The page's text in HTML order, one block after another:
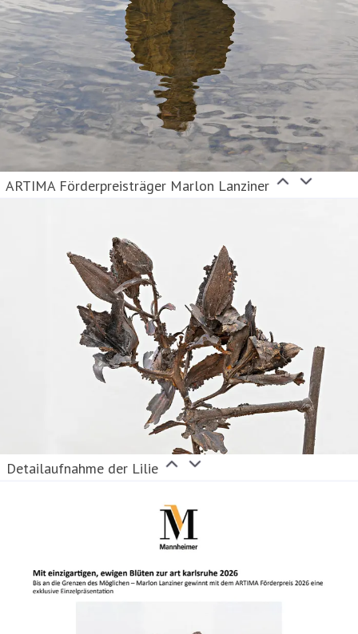
ARTIMA Förderpreisträger Marlon Lanziner
Detailaufnahme der Lilie